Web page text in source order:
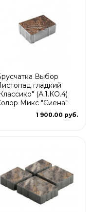
Выбор
гладкий
(А.1.КО.4)
Микс "Сиена"
1 900.00 руб.